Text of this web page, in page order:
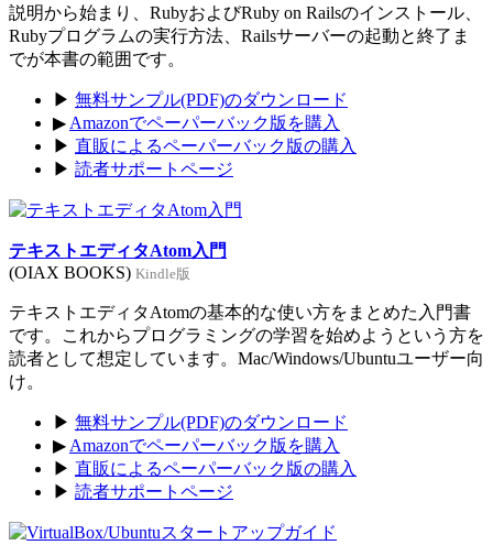
説明から始まり、RubyおよびRuby on Railsのインストール、
Rubyプログラムの実行方法、Railsサーバーの起動と終了ま
でが本書の範囲です。
▶ 無料サンプル(PDF)のダウンロード
▶ Amazonでペーパーバック版を購入
▶ 直販によるペーパーバック版の購入
▶ 読者サポートページ
テキストエディタAtom入門
(OIAX BOOKS) Kindle版
テキストエディタAtomの基本的な使い方をまとめた入門書
です。これからプログラミングの学習を始めようという方を
読者として想定しています。Mac/Windows/Ubuntuユーザー向
け。
▶ 無料サンプル(PDF)のダウンロード
▶ Amazonでペーパーバック版を購入
▶ 直販によるペーパーバック版の購入
▶ 読者サポートページ